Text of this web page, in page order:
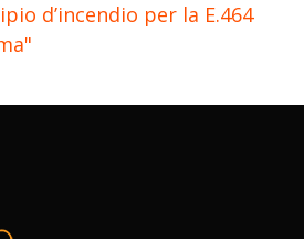
d’incendio per la E.464